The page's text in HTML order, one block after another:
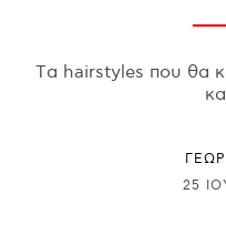
Tα hairstyles που θα
25